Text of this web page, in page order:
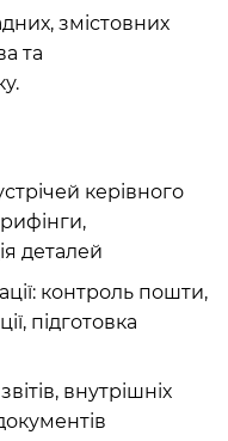
змістовних
та
керівного
деталей
контроль пошти,
підготовка
внутрішніх